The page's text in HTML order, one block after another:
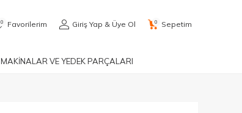
0 Favorilerim Giriş Yap & Üye Ol 0 Sepetim
MAKİNALAR VE YEDEK PARÇALARI